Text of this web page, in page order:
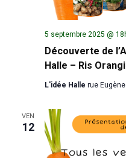
Découverte de
Halle – Ris
5 septembre 2025 @
L'idée Halle rue
VEN
12